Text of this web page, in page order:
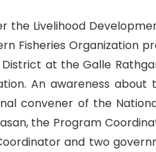
the Livelihood
Fisheries Organization
at the Galle
An awareness
convener of the
the Program
and two